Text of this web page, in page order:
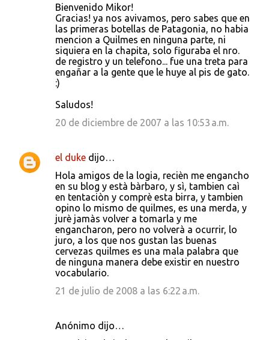
Bienvenido Mikor!
Gracias! ya nos avivamos, pero sabes que en
las primeras botellas de Patagonia, no habia
mencion a Quilmes en ninguna parte, ni
siquiera en la chapita, solo figuraba el nro.
de registro y un telefono... fue una treta para
engañar a la gente que le huye al pis de gato.
:)
Saludos!
20 de diciembre de 2007 a las 10:53 a.m.
el duke dijo…
Hola amigos de la logia, recièn me engancho
en su blog y està bàrbaro, y sì, tambien caì
en tentaciòn y comprè esta birra, y tambien
opino lo mismo de quilmes, es una merda, y
jurè jamàs volver a tomarla y me
engancharon, pero no volverà a ocurrir, lo
juro, a los que nos gustan las buenas
cervezas quilmes es una mala palabra que
de ninguna manera debe existir en nuestro
vocabulario.
21 de julio de 2008 a las 6:22 a.m.
Anónimo dijo…